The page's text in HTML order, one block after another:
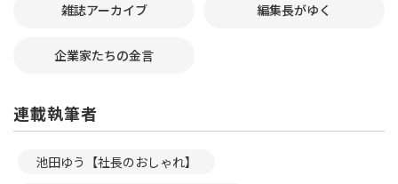
雑誌アーカイブ 編集長がゆく
企業家たちの金言
連載執筆者
池田ゆう【社長のおしゃれ】